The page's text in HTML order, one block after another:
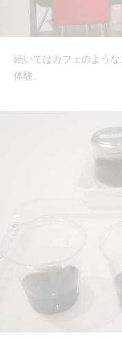
続いてはカフェのよう
体験。